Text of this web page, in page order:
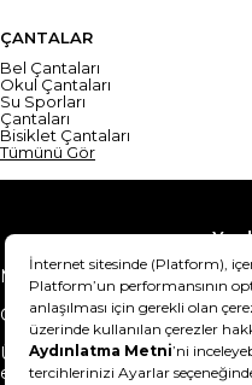
ÇANTALAR
Bel Çantaları
Okul Çantaları
Su Sporları
Çantaları
Bisiklet Çantaları
Tümünü Gör
Mesafeli Satış Sözleşmesi
Gizlilik Sözleşmesi
Ürünümü nasıl iade
edebilirim?